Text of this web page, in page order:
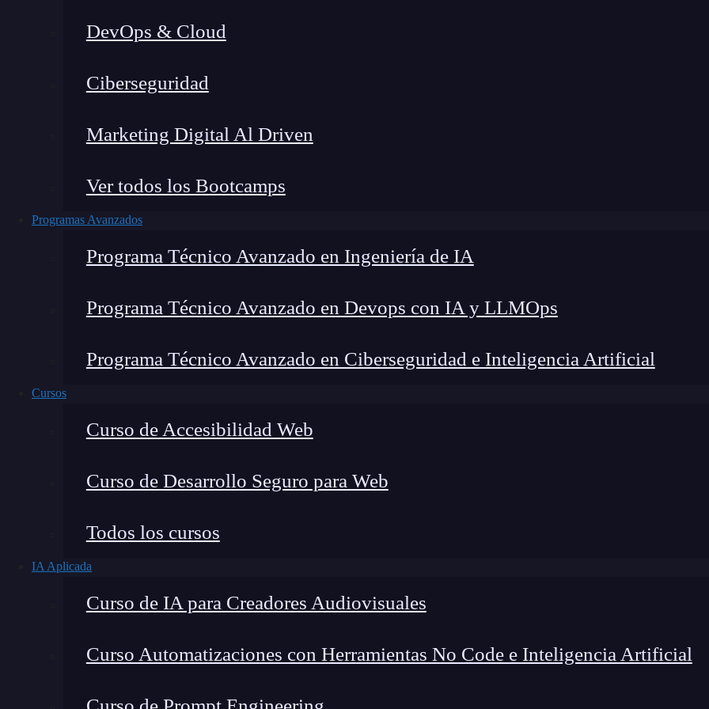
DevOps & Cloud
Ciberseguridad
Marketing Digital Al Driven
Ver todos los Bootcamps
Programas Avanzados
Programa Técnico Avanzado en Ingeniería de IA
Programa Técnico Avanzado en Devops con IA y LLMOps
Programa Técnico Avanzado en Ciberseguridad e Inteligencia Artificial
Cursos
Curso de Accesibilidad Web
Curso de Desarrollo Seguro para Web
Todos los cursos
IA Aplicada
Curso de IA para Creadores Audiovisuales
Curso Automatizaciones con Herramientas No Code e Inteligencia Artificial
Fernando Rodríguez
¿Qué encontrarás en este post?